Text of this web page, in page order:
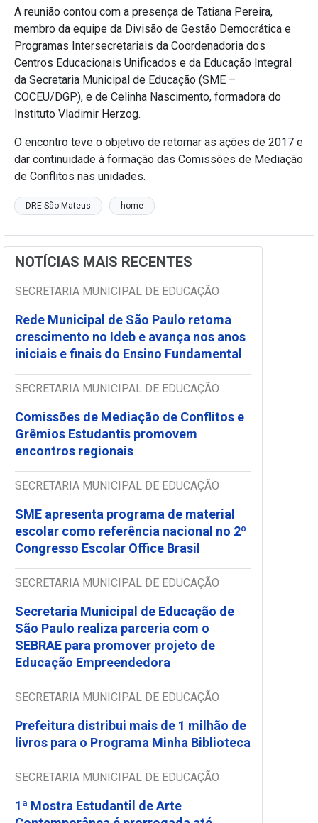
A reunião contou com a presença de Tatiana Pereira,
membro da equipe da Divisão de Gestão Democrática e
Programas Intersecretariais da Coordenadoria dos
Centros Educacionais Unificados e da Educação Integral
da Secretaria Municipal de Educação (SME –
COCEU/DGP), e de Celinha Nascimento, formadora do
Instituto Vladimir Herzog.
O encontro teve o objetivo de retomar as ações de 2017 e
dar continuidade à formação das Comissões de Mediação
de Conflitos nas unidades.
DRE São Mateus home
NOTÍCIAS MAIS RECENTES
SECRETARIA MUNICIPAL DE EDUCAÇÃO
Rede Municipal de São Paulo retoma
crescimento no Ideb e avança nos anos
iniciais e finais do Ensino Fundamental
SECRETARIA MUNICIPAL DE EDUCAÇÃO
Comissões de Mediação de Conflitos e
Grêmios Estudantis promovem
encontros regionais
SECRETARIA MUNICIPAL DE EDUCAÇÃO
SME apresenta programa de material
escolar como referência nacional no 2º
Congresso Escolar Office Brasil
SECRETARIA MUNICIPAL DE EDUCAÇÃO
Secretaria Municipal de Educação de
São Paulo realiza parceria com o
SEBRAE para promover projeto de
Educação Empreendedora
SECRETARIA MUNICIPAL DE EDUCAÇÃO
Prefeitura distribui mais de 1 milhão de
livros para o Programa Minha Biblioteca
SECRETARIA MUNICIPAL DE EDUCAÇÃO
1ª Mostra Estudantil de Arte